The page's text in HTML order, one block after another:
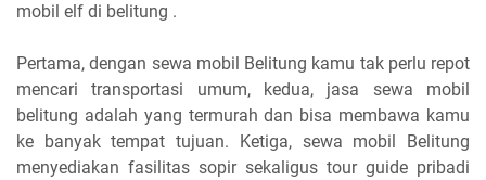
mobil elf di belitung .
Pertama, dengan sewa mobil Belitung kamu tak perlu repot
mencari transportasi umum, kedua, jasa sewa mobil
belitung adalah yang termurah dan bisa membawa kamu
ke banyak tempat tujuan. Ketiga, sewa mobil Belitung
menyediakan fasilitas sopir sekaligus tour guide pribadi